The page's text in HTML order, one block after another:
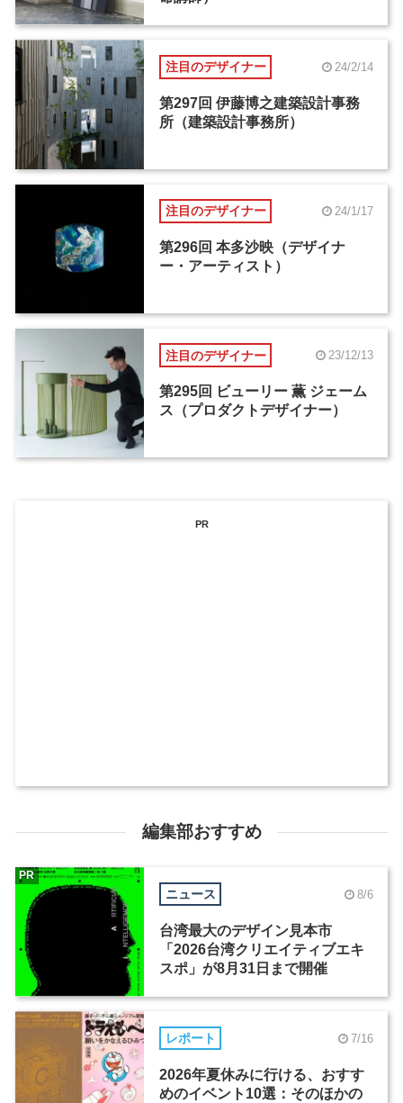
注目のデザイナー 24/2/14
第297回 伊藤博之建築設計事務
所（建築設計事務所）
注目のデザイナー 24/1/17
第296回 本多沙映（デザイナ
ー・アーティスト）
注目のデザイナー 23/12/13
第295回 ビューリー 薫 ジェーム
ス（プロダクトデザイナー）
PR
編集部おすすめ
ニュース 8/6
台湾最大のデザイン見本市
「2026台湾クリエイティブエキ
スポ」が8月31日まで開催
PR
レポート 7/16
2026年夏休みに行ける、おすす
めのイベント10選：そのほかの